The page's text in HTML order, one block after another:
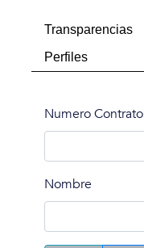
Transparencias
Perfiles
Numero Contrato
Nombre